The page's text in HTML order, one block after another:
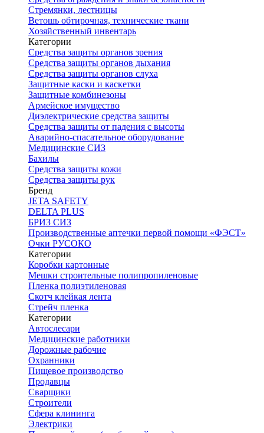
Стремянки, лестницы
Ветошь обтирочная, технические ткани
Хозяйственный инвентарь
Категории
Средства защиты органов зрения
Средства защиты органов дыхания
Средства защиты органов слуха
Защитные каски и каскетки
Защитные комбинезоны
Армейское имущество
Диэлектрические средства защиты
Средства защиты от падения с высоты
Аварийно-спасательное оборудование
Медицинские СИЗ
Бахилы
Средства защиты кожи
Средства защиты рук
Бренд
JETA SAFETY
DELTA PLUS
БРИЗ СИЗ
Производственные аптечки первой помощи «ФЭСТ»
Очки РУСОКО
Категории
Коробки картонные
Мешки строительные полипропиленовые
Пленка полиэтиленовая
Скотч клейкая лента
Стрейч пленка
Категории
Автослесари
Медицинские работники
Дорожные рабочие
Охранники
Пищевое производство
Продавцы
Сварщики
Строители
Сфера клининга
Электрики